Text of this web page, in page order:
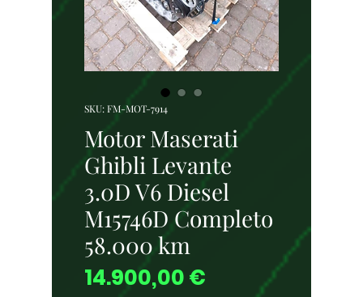
SKU: FM-MOT-7914
Motor Maserati
Ghibli Levante
3.0D V6 Diesel
M15746D Completo
58.000 km
14.900,00 € Precio